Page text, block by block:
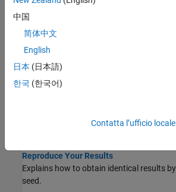
Minimization Using Simulated Annealing
This example shows how to create and
function using the
Simulated Annealing Options
Shows the effects of some options on the
solution process.
Uses a custom data type to code a
Reproduce Your Results
Explains how to obtain identical results
seed.
中国
简体中文
English
日本 (日本語)
한국 (한국어)
Contatta l’ufficio locale